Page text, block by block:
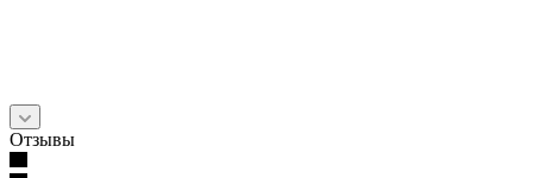
Отзывы